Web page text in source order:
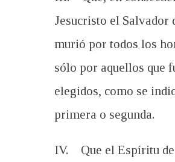
Jesucristo el Salvador
murió por todos los
sólo por aquellos que
elegidos, como se
primera o segunda.
IV. Que el Espíritu